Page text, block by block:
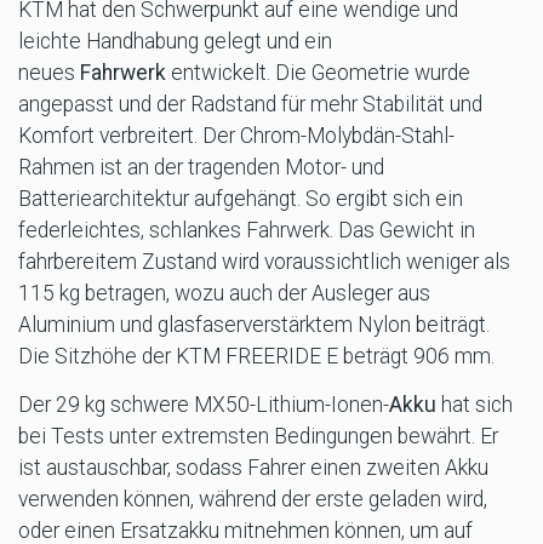
KTM hat den Schwerpunkt auf eine wendige und
leichte Handhabung gelegt und ein
neues Fahrwerk entwickelt. Die Geometrie wurde
angepasst und der Radstand für mehr Stabilität und
Komfort verbreitert. Der Chrom-Molybdän-Stahl-
Rahmen ist an der tragenden Motor- und
Batteriearchitektur aufgehängt. So ergibt sich ein
federleichtes, schlankes Fahrwerk. Das Gewicht in
fahrbereitem Zustand wird voraussichtlich weniger als
115 kg betragen, wozu auch der Ausleger aus
Aluminium und glasfaserverstärktem Nylon beiträgt.
Die Sitzhöhe der KTM FREERIDE E beträgt 906 mm.
Der 29 kg schwere MX50-Lithium-Ionen-Akku hat sich
bei Tests unter extremsten Bedingungen bewährt. Er
ist austauschbar, sodass Fahrer einen zweiten Akku
verwenden können, während der erste geladen wird,
oder einen Ersatzakku mitnehmen können, um auf